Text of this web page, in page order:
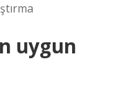
uygun